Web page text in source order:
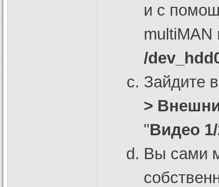
и с
multiMAN
/
Зайдите
>
"Видео
Вы сами